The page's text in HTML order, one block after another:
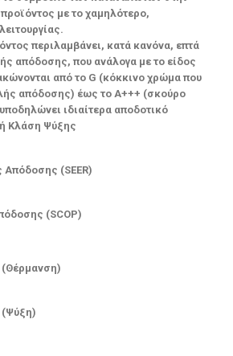
προϊόντος με το χαμηλότερο,
περιλαμβάνει, κατά κανόνα, επτά
απόδοσης, που ανάλογα με το είδος
από το G (κόκκινο χρώμα που
απόδοσης) έως το Α+++ (σκούρο
ιδιαίτερα αποδοτικό
Κλάση Ψύξης
Απόδοσης (SEER)
(SCOP)
(Θέρμανση)
(Ψύξη)